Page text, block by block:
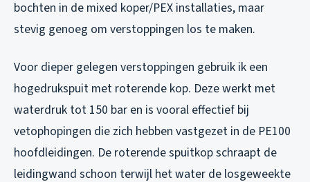
bochten in de mixed koper/PEX installaties, maar
stevig genoeg om verstoppingen los te maken.
Voor dieper gelegen verstoppingen gebruik ik een
hogedrukspuit met roterende kop. Deze werkt met
waterdruk tot 150 bar en is vooral effectief bij
vetophopingen die zich hebben vastgezet in de PE100
hoofdleidingen. De roterende spuitkop schraapt de
leidingwand schoon terwijl het water de losgeweekte